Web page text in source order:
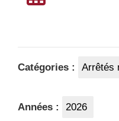
Catégories : Arrêtés
Années : 2026